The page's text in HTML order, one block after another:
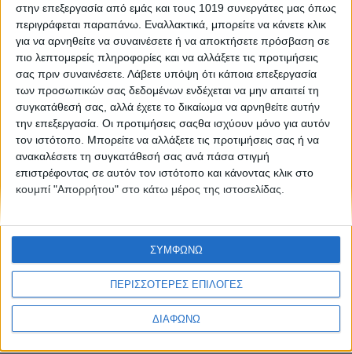
Ανοίξτε τη γραμμή
στην επεξεργασία από εμάς και τους 1019 συνεργάτες μας όπως
περιγράφεται παραπάνω. Εναλλακτικά, μπορείτε να κάνετε κλικ
για να αρνηθείτε να συναινέσετε ή να αποκτήσετε πρόσβαση σε
πιο λεπτομερείς πληροφορίες και να αλλάξετε τις προτιμήσεις
σας πριν συναινέσετε. Λάβετε υπόψη ότι κάποια επεξεργασία
των προσωπικών σας δεδομένων ενδέχεται να μην απαιτεί τη
συγκατάθεσή σας, αλλά έχετε το δικαίωμα να αρνηθείτε αυτήν
την επεξεργασία. Οι προτιμήσεις σαςθα ισχύουν μόνο για αυτόν
τον ιστότοπο. Μπορείτε να αλλάξετε τις προτιμήσεις σας ή να
ανακαλέσετε τη συγκατάθεσή σας ανά πάσα στιγμή
επιστρέφοντας σε αυτόν τον ιστότοπο και κάνοντας κλικ στο
κουμπί "Απορρήτου" στο κάτω μέρος της ιστοσελίδας.
ΠΕΡΙΣΣΟΤΕΡΕΣ ΕΠΙΛΟΓΕΣ
ΔΙΑΦΩΝΩ
ΣΥΜΦΩΝΩ
Το καλάθι σας είναι προς το
παρόν άδειο.
Επιστροφή στο κατάστημα
ΒΟΗΘΕΙΑ